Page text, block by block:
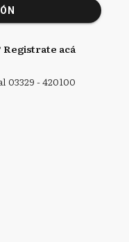
Registrate acá
03329 - 420100